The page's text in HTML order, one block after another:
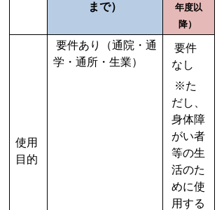
まで）
年度以
降）
使用
目的
要件あり（通院・通
学・通所・生業）
要件
なし
※た
だし、
身体障
がい者
等の生
活のた
めに使
用する